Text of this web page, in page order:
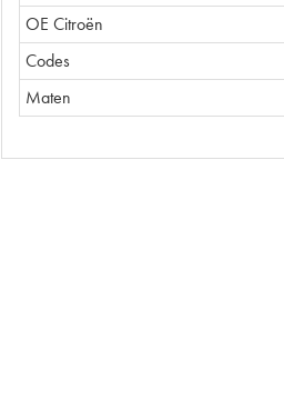
OE Citroën
Codes
Maten